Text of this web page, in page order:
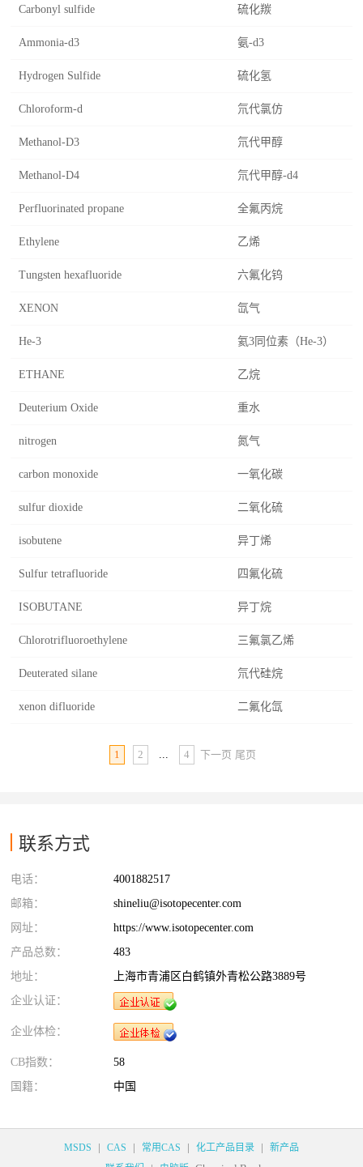
Carbonyl sulfide 硫化羰
Ammonia-d3 氨-d3
Hydrogen Sulfide 硫化氢
Chloroform-d 氘代氯仿
Methanol-D3 氘代甲醇
Methanol-D4 氘代甲醇-d4
Perfluorinated propane 全氟丙烷
Ethylene 乙烯
Tungsten hexafluoride 六氟化钨
XENON 氙气
He-3 氦3同位素（He-3）
ETHANE 乙烷
Deuterium Oxide 重水
nitrogen 氮气
carbon monoxide 一氧化碳
sulfur dioxide 二氧化硫
isobutene 异丁烯
Sulfur tetrafluoride 四氟化硫
ISOBUTANE 异丁烷
Chlorotrifluoroethylene 三氟氯乙烯
Deuterated silane 氘代硅烷
xenon difluoride 二氟化氙
1 2 ... 4 下一页 尾页
联系方式
电话：
4001882517
邮箱：
shineliu@isotopecenter.com
网址：
https://www.isotopecenter.com
产品总数：
483
地址：
上海市青浦区白鹤镇外青松公路3889号
企业认证：
企业体检：
CB指数：
58
国籍：
中国
MSDS | CAS | 常用CAS | 化工产品目录 |
新产品